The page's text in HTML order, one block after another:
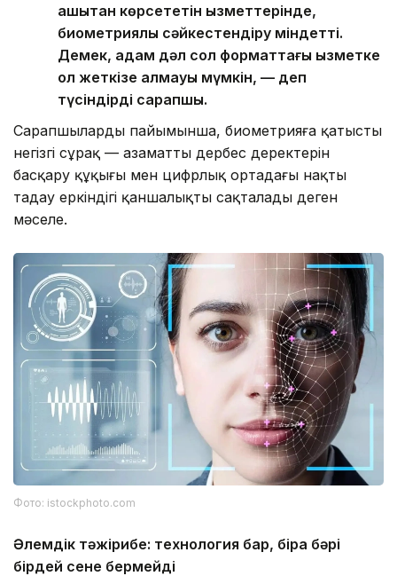
қашықтан көрсететін қызметтерінде,
биометриялық сәйкестендіру міндетті.
Демек, адам дәл сол форматтағы қызметке
қол жеткізе алмауы мүмкін, — деп
түсіндірді сарапшы.
Сарапшылардың пайымынша, биометрияға қатысты
негізгі сұрақ — азаматтың дербес деректерін
басқару құқығы мен цифрлық ортадағы нақты
таңдау еркіндігі қаншалықты сақталады деген
мәселе.
Фото: istockphoto.com
Әлемдік тәжірибе: технология бар, бірақ бәрі
бірдей сене бермейді